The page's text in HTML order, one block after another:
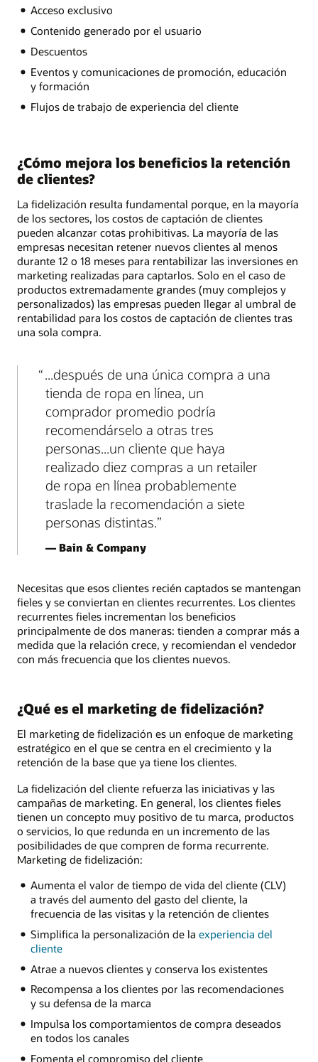
Acceso exclusivo
Contenido generado por el usuario
Descuentos
Eventos y comunicaciones de promoción, educación
y formación
Flujos de trabajo de experiencia del cliente
¿Cómo mejora los beneficios la retención
de clientes?
La fidelización resulta fundamental porque, en la mayoría
de los sectores, los costos de captación de clientes
pueden alcanzar cotas prohibitivas. La mayoría de las
empresas necesitan retener nuevos clientes al menos
durante 12 o 18 meses para rentabilizar las inversiones en
marketing realizadas para captarlos. Solo en el caso de
productos extremadamente grandes (muy complejos y
personalizados) las empresas pueden llegar al umbral de
rentabilidad para los costos de captación de clientes tras
una sola compra.
...después de una única compra a una
tienda de ropa en línea, un
comprador promedio podría
recomendárselo a otras tres
personas...un cliente que haya
realizado diez compras a un retailer
de ropa en línea probablemente
traslade la recomendación a siete
personas distintas.
— Bain & Company
Necesitas que esos clientes recién captados se mantengan
fieles y se conviertan en clientes recurrentes. Los clientes
recurrentes fieles incrementan los beneficios
principalmente de dos maneras: tienden a comprar más a
medida que la relación crece, y recomiendan el vendedor
con más frecuencia que los clientes nuevos.
¿Qué es el marketing de fidelización?
El marketing de fidelización es un enfoque de marketing
estratégico en el que se centra en el crecimiento y la
retención de la base que ya tiene los clientes.
La fidelización del cliente refuerza las iniciativas y las
campañas de marketing. En general, los clientes fieles
tienen un concepto muy positivo de tu marca, productos
o servicios, lo que redunda en un incremento de las
posibilidades de que compren de forma recurrente.
Marketing de fidelización:
Aumenta el valor de tiempo de vida del cliente (CLV)
a través del aumento del gasto del cliente, la
frecuencia de las visitas y la retención de clientes
Simplifica la personalización de la experiencia del
cliente
Atrae a nuevos clientes y conserva los existentes
Recompensa a los clientes por las recomendaciones
y su defensa de la marca
Impulsa los comportamientos de compra deseados
en todos los canales
Fomenta el compromiso del cliente